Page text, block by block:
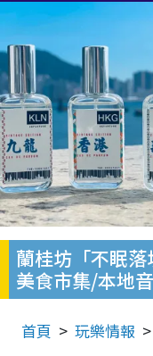
蘭桂坊「不眠
美食市集/本地
首頁 玩樂情報